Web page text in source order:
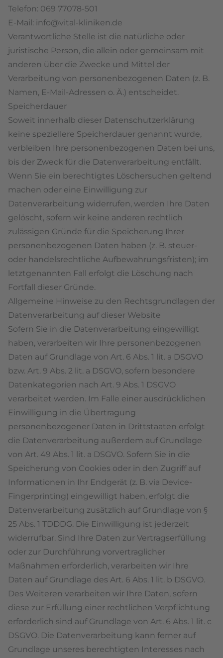
Telefon: 069 77078-501
E-Mail: info@vital-kliniken.de
Verantwortliche Stelle ist die natürliche oder
juristische Person, die allein oder gemeinsam mit
anderen über die Zwecke und Mittel der
Verarbeitung von personenbezogenen Daten (z. B.
Namen, E-Mail-Adressen o. Ä.) entscheidet.
Speicherdauer
Soweit innerhalb dieser Datenschutzerklärung
keine speziellere Speicherdauer genannt wurde,
verbleiben Ihre personenbezogenen Daten bei uns,
bis der Zweck für die Datenverarbeitung entfällt.
Wenn Sie ein berechtigtes Löschersuchen geltend
machen oder eine Einwilligung zur
Datenverarbeitung widerrufen, werden Ihre Daten
gelöscht, sofern wir keine anderen rechtlich
zulässigen Gründe für die Speicherung Ihrer
personenbezogenen Daten haben (z. B. steuer-
oder handelsrechtliche Aufbewahrungsfristen); im
letztgenannten Fall erfolgt die Löschung nach
Fortfall dieser Gründe.
Allgemeine Hinweise zu den Rechtsgrundlagen der
Datenverarbeitung auf dieser Website
Sofern Sie in die Datenverarbeitung eingewilligt
haben, verarbeiten wir Ihre personenbezogenen
Daten auf Grundlage von Art. 6 Abs. 1 lit. a DSGVO
bzw. Art. 9 Abs. 2 lit. a DSGVO, sofern besondere
Datenkategorien nach Art. 9 Abs. 1 DSGVO
verarbeitet werden. Im Falle einer ausdrücklichen
Einwilligung in die Übertragung
personenbezogener Daten in Drittstaaten erfolgt
die Datenverarbeitung außerdem auf Grundlage
von Art. 49 Abs. 1 lit. a DSGVO. Sofern Sie in die
Speicherung von Cookies oder in den Zugriff auf
Informationen in Ihr Endgerät (z. B. via Device-
Fingerprinting) eingewilligt haben, erfolgt die
Datenverarbeitung zusätzlich auf Grundlage von §
25 Abs. 1 TDDDG. Die Einwilligung ist jederzeit
widerrufbar. Sind Ihre Daten zur Vertragserfüllung
oder zur Durchführung vorvertraglicher
Maßnahmen erforderlich, verarbeiten wir Ihre
Daten auf Grundlage des Art. 6 Abs. 1 lit. b DSGVO.
Des Weiteren verarbeiten wir Ihre Daten, sofern
diese zur Erfüllung einer rechtlichen Verpflichtung
erforderlich sind auf Grundlage von Art. 6 Abs. 1 lit. c
DSGVO. Die Datenverarbeitung kann ferner auf
Grundlage unseres berechtigten Interesses nach